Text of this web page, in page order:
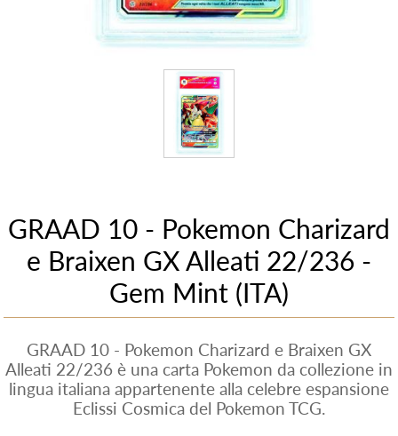
GRAAD 10 - Pokemon Charizard
e Braixen GX Alleati 22/236 -
Gem Mint (ITA)
GRAAD 10 - Pokemon Charizard e Braixen GX
Alleati 22/236 è una carta Pokemon da collezione in
lingua italiana appartenente alla celebre espansione
Eclissi Cosmica del Pokemon TCG.